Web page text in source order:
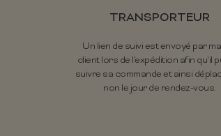
TRANSPORTEUR
Un lien de suivi est envoyé par
client lors de l'expédition afin qu'il
suivre sa commande et ainsi
non le jour de rendez-vous.